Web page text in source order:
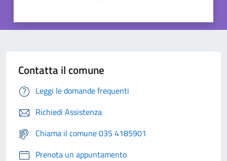
Contatta il comune
Leggi le domande frequenti
Richiedi Assistenza
Chiama il comune 035 4185901
Prenota un appuntamento